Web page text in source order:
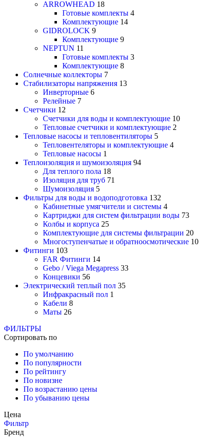
ARROWHEAD 18
Готовые комплекты 4
Комплектующие 14
GIDROLOCK 9
Комплектующие 9
NEPTUN 11
Готовые комплекты 3
Комплектующие 8
Солнечные коллекторы 7
Стабилизаторы напряжения 13
Инверторные 6
Релейные 7
Счетчики 12
Счетчики для воды и комплектующие 10
Тепловые счетчики и комплектующие 2
Тепловые насосы и тепловентиляторы 5
Тепловентеляторы и комплектующие 4
Тепловые насосы 1
Теплоизоляция и шумоизоляция 94
Для теплого пола 18
Изоляция для труб 71
Шумоизоляция 5
Фильтры для воды и водоподготовка 132
Кабинетные умягчители и системы 4
Картриджи для систем фильтрации воды 73
Колбы и корпуса 25
Комплектующие для системы фильтрации 20
Многоступенчатые и обратноосмотические 10
Фитинги 103
FAR Фитинги 14
Gebo / Viega Megapress 33
Концевики 56
Электрический теплый пол 35
Инфракрасный пол 1
Кабели 8
Маты 26
ФИЛЬТРЫ
Сортировать по
По умолчанию
По популярности
По рейтингу
По новизне
По возрастанию цены
По убыванию цены
Цена
Фильтр
Бренд